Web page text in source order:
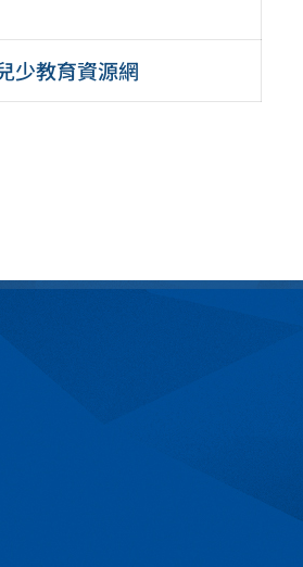
少教育資源網